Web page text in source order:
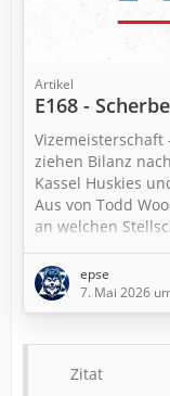
Artikel
E168 -
Vizemeisterschaft
ziehen Bilanz
Kassel Huskies
Aus von Todd
an welchen
drehen muss
Anlauf bisher
neuen Episode.
zusammenkehren/
epse
7. Mai 2026
Zitat